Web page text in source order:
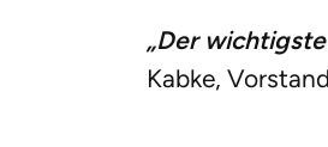
„Der
Kabke,